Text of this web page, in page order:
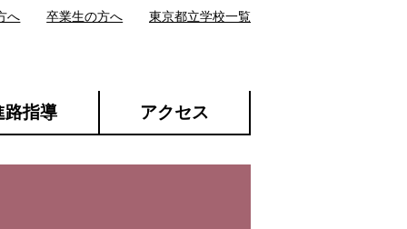
路指導 アクセス
へ 卒業生の方へ 東京都立学校一覧